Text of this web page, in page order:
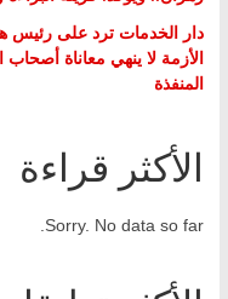
دار الخدمات ترد على رئيس
الأزمة لا ينهي معاناة
المنفذة
الأكثر قراءة
Sorry. No data so far.